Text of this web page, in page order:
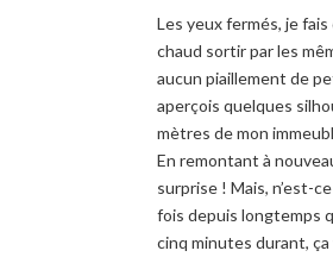
Les yeux fermés, je
chaud sortir par les
aucun piaillement de
aperçois quelques
mètres de mon
En remontant à
surprise ! Mais, n’est-
fois depuis longtemps
cinq minutes durant,